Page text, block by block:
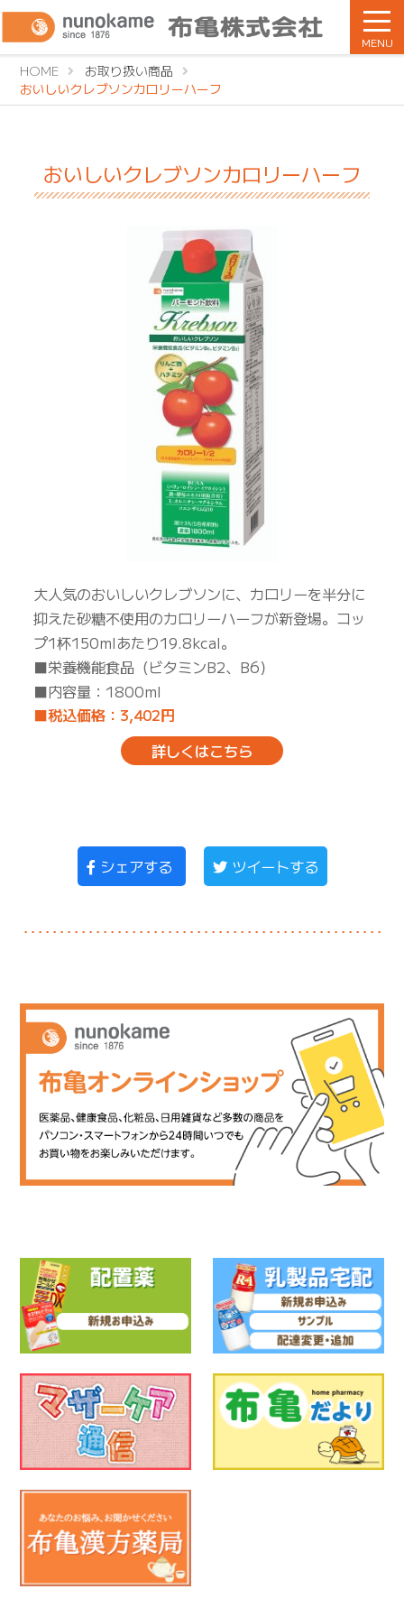
MENU
HOME
お取り扱い商品
おいしいクレブソンカロリーハーフ
おいしいクレブソンカロリーハーフ
大人気のおいしいクレブソンに、カロリーを半分に
抑えた砂糖不使用のカロリーハーフが新登場。コッ
プ1杯150mlあたり19.8kcal。
■栄養機能食品（ビタミンB2、B6）
■内容量：1800ml
■税込価格：3,402円
詳しくはこちら
シェアする ツイートする